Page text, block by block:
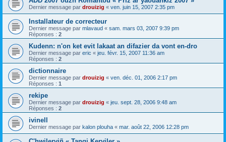
Dernier message par drouizig « ven. juin 15, 2007 2:35 pm
Installateur de correcteur
Dernier message par mlavaud « sam. mars 03, 2007 9:39 pm
Réponses : 2
Kudenn: n'on ket evit lakaat an difazier da vont en-dro
Dernier message par eric « jeu. févr. 15, 2007 11:36 am
Réponses : 2
dictionnaire
Dernier message par drouizig « ven. déc. 01, 2006 2:17 pm
Réponses : 1
rekipe
Dernier message par drouizig « jeu. sept. 28, 2006 9:48 am
Réponses : 2
ivinell
Dernier message par kalon plouha « mar. août 22, 2006 12:28 pm